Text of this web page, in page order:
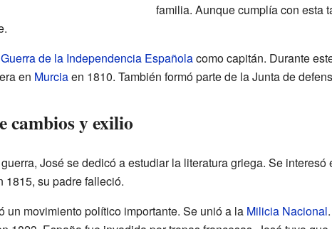
familia. Aunque cumplía con esta
Guerra de la Independencia Españolacomo capitán. Durante
en Murciaen 1810. También formó parte de la Junta de
cambios y exilio
José se dedicó a estudiar la literatura griega. Se
1815, su padre falleció.
un movimiento político importante. Se unió a la Milicia Nacional